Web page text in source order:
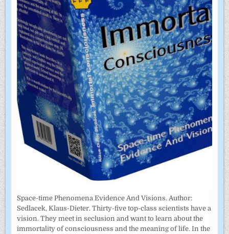
Space-time Phenomena Evidence And Visions. Author:
Sedlacek, Klaus-Dieter. Thirty-five top-class scientists have a
vision. They meet in seclusion and want to learn about the
immortality of consciousness and the meaning of life. In the